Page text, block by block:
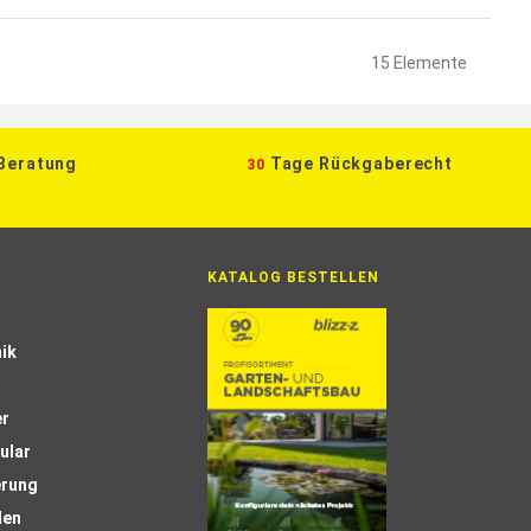
15 Elemente
30 Tage Rückgaberecht
KATALOG BESTELLEN